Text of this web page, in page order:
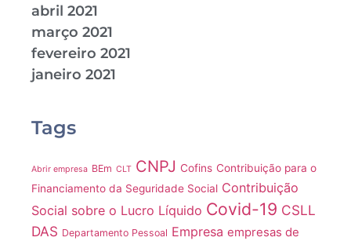
abril 2021
março 2021
fevereiro 2021
janeiro 2021
Tags
Abrir empresa BEm CLT CNPJ Cofins Contribuição para o
Financiamento da Seguridade Social Contribuição
Social sobre o Lucro Líquido Covid-19 CSLL
DAS Departamento Pessoal Empresa empresas de